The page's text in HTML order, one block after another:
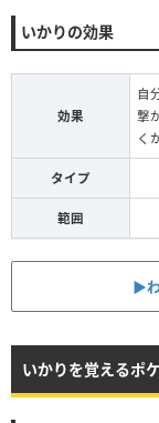
いかりの効果
効果
自
撃
く
タイプ
範囲
▶︎
いかりを覚えるポ